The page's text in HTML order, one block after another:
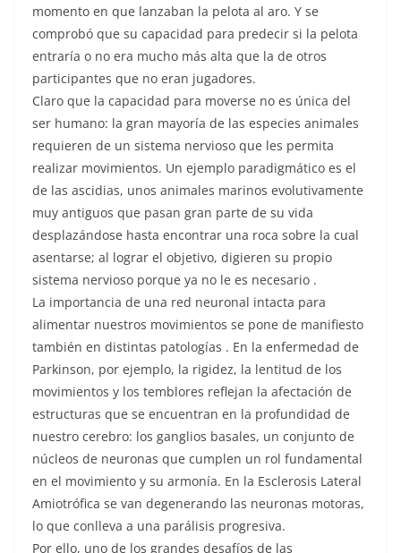
momento en que lanzaban la pelota al aro. Y se
comprobó que su capacidad para predecir si la pelota
entraría o no era mucho más alta que la de otros
participantes que no eran jugadores.
Claro que la capacidad para moverse no es única del
ser humano: la gran mayoría de las especies animales
requieren de un sistema nervioso que les permita
realizar movimientos. Un ejemplo paradigmático es el
de las ascidias, unos animales marinos evolutivamente
muy antiguos que pasan gran parte de su vida
desplazándose hasta encontrar una roca sobre la cual
asentarse; al lograr el objetivo, digieren su propio
sistema nervioso porque ya no le es necesario .
La importancia de una red neuronal intacta para
alimentar nuestros movimientos se pone de manifiesto
también en distintas patologías . En la enfermedad de
Parkinson, por ejemplo, la rigidez, la lentitud de los
movimientos y los temblores reflejan la afectación de
estructuras que se encuentran en la profundidad de
nuestro cerebro: los ganglios basales, un conjunto de
núcleos de neuronas que cumplen un rol fundamental
en el movimiento y su armonía. En la Esclerosis Lateral
Amiotrófica se van degenerando las neuronas motoras,
lo que conlleva a una parálisis progresiva.
Por ello, uno de los grandes desafíos de las